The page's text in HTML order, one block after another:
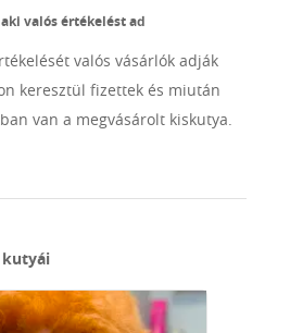
valós értékelést ad
valós vásárlók adják
keresztül fizettek és miután
van a megvásárolt kiskutya.